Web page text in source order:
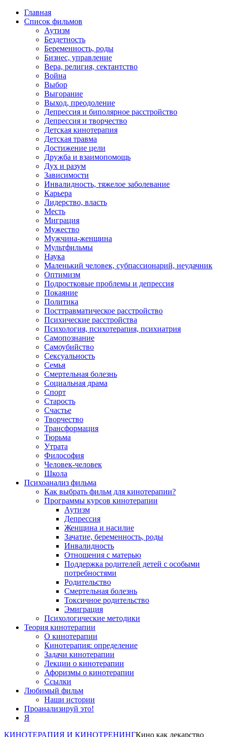
Главная
Список фильмов
Аутизм
Бездетность
Беременность, роды
Бизнес, управление
Вера, религия, сектантство
Война
Выбор
Выгорание
Выход, преодоление
Депрессия и биполярное расстройство
Депрессия и творчество
Детская кинотерапия
Детская травма
Достижение цели
Дружба и взаимопомощь
Дух и разум
Зависимости
Инвалидность, тяжелое заболевание
Карьера
Лидерство, власть
Месть
Миграция
Мужество
Мужчина-женщина
Мультфильмы
Наука
Маленький человек, субпассионарий, неудачник
Оптимизм
Подростковые проблемы и депрессия
Покаяние
Политика
Посттравматическое расстройство
Психические расстройства
Психология, психотерапия, психиатрия
Самопознание
Самоубийство
Сексуальность
Семья
Смертельная болезнь
Социальная драма
Спорт
Старость
Счастье
Творчество
Трансформация
Тюрьма
Утрата
Философия
Человек-человек
Школа
Психоанализ фильма
Как выбрать фильм для кинотерапии?
Программы курсов кинотерапии
Аутизм
Депрессия
Женщина и насилие
Зачатие, беременность, роды
Инвалидность
Отношения с матерью
Поддержка родителей детей с особыми
потребностями
Родительство
Смертельная болезнь
Токсичное родительство
Эмиграция
Психологические методики
Теория кинотерапии
О кинотерапии
Кинотерапия: определение
Задачи кинотерапии
Лекции о кинотерапии
Афоризмы о кинотерапии
Ссылки
Любимый фильм
Наши истории
Проанализируй это!
Я
КИНОТЕРАПИЯ И КИНОТРЕНИНГКино как лекарство